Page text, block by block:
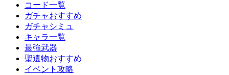
コード一覧
ガチャおすすめ
ガチャシミュ
キャラ一覧
最強武器
聖遺物おすすめ
イベント攻略